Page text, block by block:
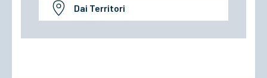
Dai Territori